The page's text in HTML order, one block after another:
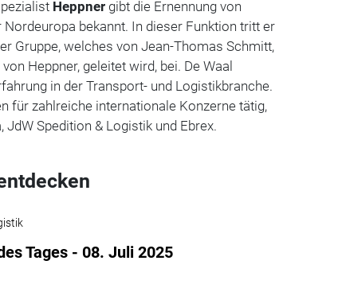
Heppner gibt die Ernennung von
Nordeuropa bekannt. In dieser Funktion tritt er
Gruppe, welches von Jean-Thomas Schmitt,
Heppner, geleitet wird, bei. De Waal
in der Transport- und Logistikbranche.
für zahlreiche internationale Konzerne tätig,
JdW Spedition & Logistik und Ebrex.
Tages - 08. Juli 2025